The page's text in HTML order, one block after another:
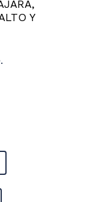
Y